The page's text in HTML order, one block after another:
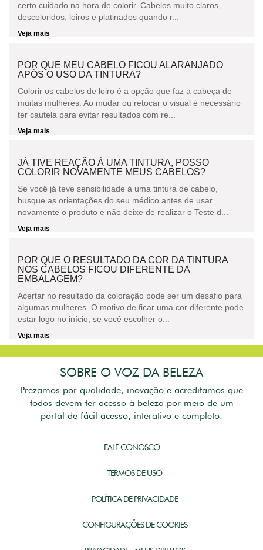
certo cuidado na hora de colorir. Cabelos muito claros,
descoloridos, loiros e platinados quando r...
Veja mais
POR QUE MEU CABELO FICOU ALARANJADO
APÓS O USO DA TINTURA?
Colorir os cabelos de loiro é a opção que faz a cabeça de
muitas mulheres. Ao mudar ou retocar o visual é necessário
ter cautela para evitar resultados com re...
Veja mais
JÁ TIVE REAÇÃO À UMA TINTURA, POSSO
COLORIR NOVAMENTE MEUS CABELOS?
Se você já teve sensibilidade à uma tintura de cabelo,
busque as orientações do seu médico antes de usar
novamente o produto e não deixe de realizar o Teste d...
Veja mais
POR QUE O RESULTADO DA COR DA TINTURA
NOS CABELOS FICOU DIFERENTE DA
EMBALAGEM?
Acertar no resultado da coloração pode ser um desafio para
algumas mulheres. O motivo de ficar uma cor diferente pode
estar logo no início, se você escolher o...
Veja mais
SOBRE O VOZ DA BELEZA
Prezamos por qualidade, inovação e acreditamos que
todos devem ter acesso à beleza por meio de um
portal de fácil acesso, interativo e completo.
FALE CONOSCO
TERMOS DE USO
POLÍTICA DE PRIVACIDADE
CONFIGURAÇÕES DE COOKIES